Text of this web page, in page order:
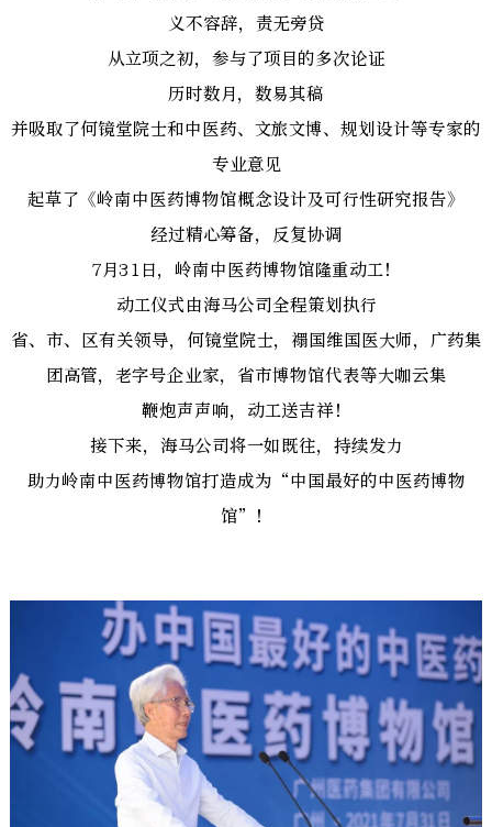
义不容辞，责无旁贷
从立项之初，参与了项目的多次论证
历时数月，数易其稿
并吸取了何镜堂院士和中医药、文旅文博、规划设计等专家的
专业意见
起草了《岭南中医药博物馆概念设计及可行性研究报告》
经过精心筹备，反复协调
7月31日，岭南中医药博物馆隆重动工！
动工仪式由海马公司全程策划执行
省、市、区有关领导，何镜堂院士，禤国维国医大师，广药集
团高管，老字号企业家，省市博物馆代表等大咖云集
鞭炮声声响，动工送吉祥！
接下来，海马公司将一如既往，持续发力
助力岭南中医药博物馆打造成为“中国最好的中医药博物
馆”！